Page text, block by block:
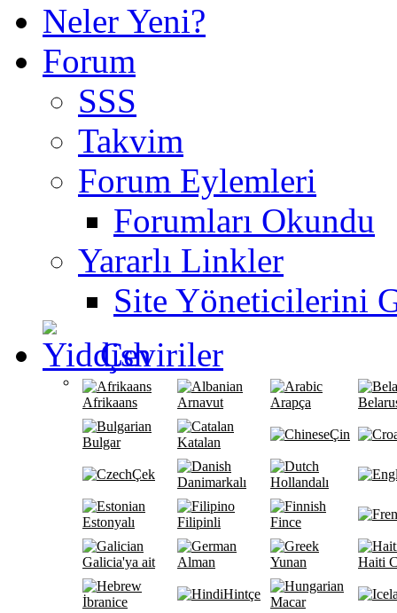
Neler Yeni?
Forum
SSS
Takvim
Forum Eylemleri
Forumları Okundu
Yararlı Linkler
Site Yöneticilerini
Çeviriler
Afrikaans Arnavut Arapça
Bulgar Katalan
Çin
Çek
Danimarkalı Hollandalı
Estonyalı Filipinli Fince
Galicia'ya ait Alman Yunan Haiti
İbranice
Hintçe
Macar